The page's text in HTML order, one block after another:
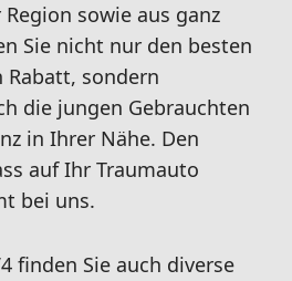
sowie aus ganz
Sie nicht nur den besten
Rabatt, sondern
die jungen Gebrauchten
in Ihrer Nähe. Den
auf Ihr Traumauto
bei uns.
finden Sie auch diverse